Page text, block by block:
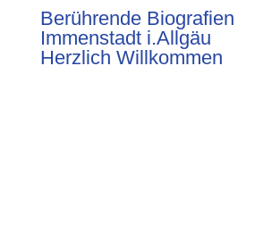
Berührende Biografien
Immenstadt i.Allgäu
Herzlich Willkommen